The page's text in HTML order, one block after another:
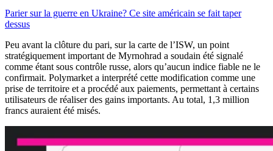
Parier sur la guerre en Ukraine? Ce site américain se fait taper
dessus
Peu avant la clôture du pari, sur la carte de l’ISW, un point
stratégiquement important de Myrnohrad a soudain été signalé
comme étant sous contrôle russe, alors qu’aucun indice fiable ne le
confirmait. Polymarket a interprété cette modification comme une
prise de territoire et a procédé aux paiements, permettant à certains
utilisateurs de réaliser des gains importants. Au total, 1,3 million
francs auraient été misés.